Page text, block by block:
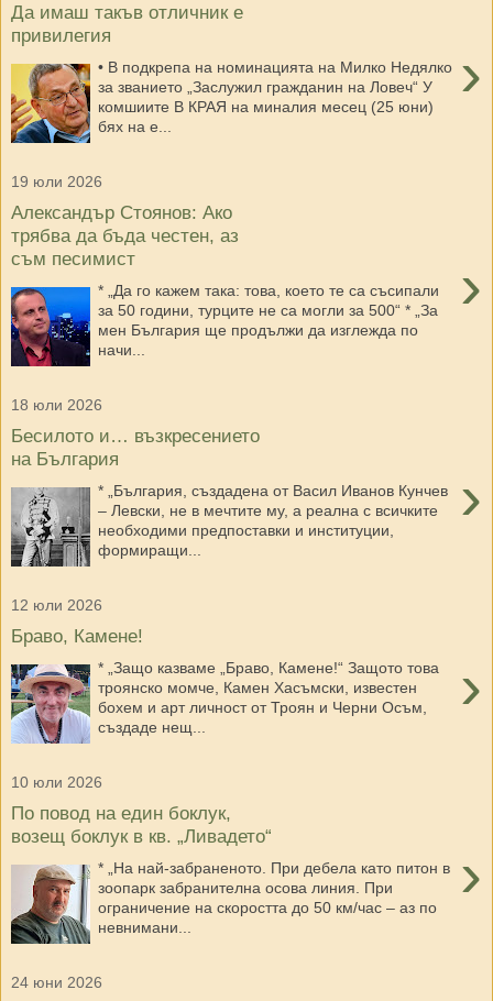
Да имаш такъв отличник е
привилегия
›
• В подкрепа на номинацията на Милко Недялко
за званието „Заслужил гражданин на Ловеч“ У
комшиите В КРАЯ на миналия месец (25 юни)
бях на е...
19 юли 2026
Александър Стоянов: Ако
трябва да бъда честен, аз
съм песимист
›
* „Да го кажем така: това, което те са съсипали
за 50 години, турците не са могли за 500“ * „За
мен България ще продължи да изглежда по
начи...
18 юли 2026
Бесилото и… възкресението
на България
›
* „България, създадена от Васил Иванов Кунчев
– Левски, не в мечтите му, а реална с всичките
необходими предпоставки и институции,
формиращи...
12 юли 2026
Браво, Камене!
›
* „Защо казваме „Браво, Камене!“ Защото това
троянско момче, Камен Хасъмски, известен
бохем и арт личност от Троян и Черни Осъм,
създаде нещ...
10 юли 2026
По повод на един боклук,
возещ боклук в кв. „Ливадето“
›
* „На най-забраненото. При дебела като питон в
зоопарк забранителна осова линия. При
ограничение на скоростта до 50 км/час – аз по
невнимани...
24 юни 2026